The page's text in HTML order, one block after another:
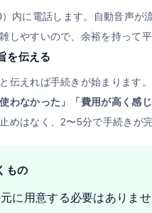
内に電話します。自動音声が
しやすいので、余裕を持って
を伝える
伝えれば手続きが始まります
わなかった」「費用が高く感
めはなく、2〜5分で手続きが
もの
に用意する必要はありま